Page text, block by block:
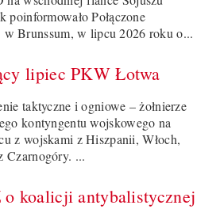
poinformowało Połączone
Brunssum, w lipcu 2026 roku o...
lipiec PKW Łotwa
taktyczne i ogniowe – żołnierze
kontyngentu wojskowego na
z wojskami z Hiszpanii, Włoch,
Czarnogóry. ...
o koalicji antybalistycznej